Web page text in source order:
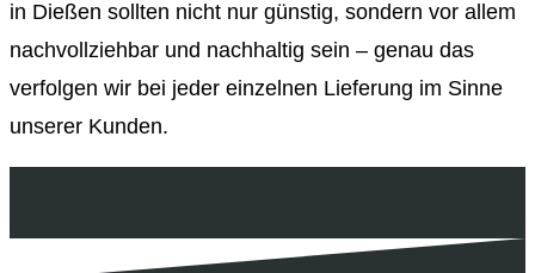
in Dießen sollten nicht nur günstig, sondern vor allem
nachvollziehbar und nachhaltig sein – genau das
verfolgen wir bei jeder einzelnen Lieferung im Sinne
unserer Kunden.